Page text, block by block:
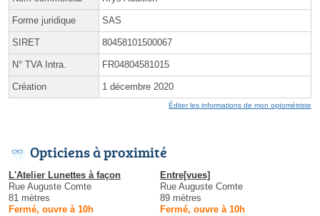
Forme juridique SAS
SIRET 80458101500067
N° TVA Intra. FR04804581015
Création 1 décembre 2020
Éditer les informations de mon optométriste
Opticiens à proximité
L'Atelier Lunettes à façon
Rue Auguste Comte
81 mètres
Fermé, ouvre à 10h
Entre[vues]
Rue Auguste Comte
89 mètres
Fermé, ouvre à 10h